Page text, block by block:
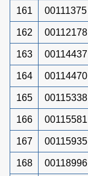
161 00111375
162 00112178
163 00114437
164 00114470
165 00115338
166 00115581
167 00115935
168 00118996